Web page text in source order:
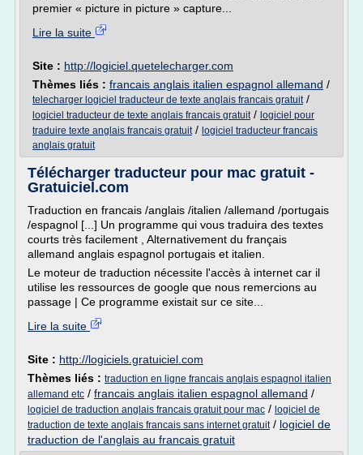
premier « picture in picture » capture...
Lire la suite
Site : http://logiciel.quetelecharger.com
Thèmes liés : francais anglais italien espagnol allemand /
telecharger logiciel traducteur de texte anglais francais gratuit/
logiciel traducteur de texte anglais francais gratuit/ logiciel pour
traduire texte anglais francais gratuit/ logiciel traducteur francais
anglais gratuit
Télécharger traducteur pour mac gratuit -
Gratuiciel.com
Traduction en francais /anglais /italien /allemand /portugais
/espagnol [...] Un programme qui vous traduira des textes
courts très facilement , Alternativement du français
allemand anglais espagnol portugais et italien.
Le moteur de traduction nécessite l'accès à internet car il
utilise les ressources de google que nous remercions au
passage | Ce programme existait sur ce site...
Lire la suite
Site : http://logiciels.gratuiciel.com
Thèmes liés : traduction en ligne francais anglais espagnol italien
allemand etc / francais anglais italien espagnol allemand /
logiciel de traduction anglais francais gratuit pour mac / logiciel de
traduction de texte anglais francais sans internet gratuit/ logiciel de
traduction de l'anglais au francais gratuit